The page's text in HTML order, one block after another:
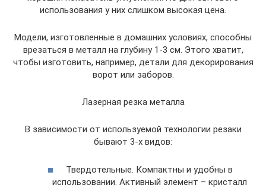
использования у них слишком высокая цена.
Модели, изготовленные в домашних условиях, способны
врезаться в металл на глубину 1-3 см. Этого хватит,
чтобы изготовить, например, детали для декорирования
ворот или заборов.
Лазерная резка металла
В зависимости от используемой технологии резаки
бывают 3-х видов:
Твердотельные. Компактны и удобны в
использовании. Активный элемент – кристалл